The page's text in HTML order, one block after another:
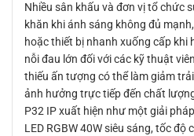
Nhiều sân khấu và đơn vị tổ chức
khăn khi ánh sáng không đủ
hoặc thiết bị nhanh xuống cấp khi
nỗi đau lớn đối với các kỹ thuật
thiếu ấn tượng có thể làm giảm
ảnh hưởng trực tiếp đến chất
P32 IP xuất hiện như một giải
LED RGBW 40W siêu sáng, tốc độ